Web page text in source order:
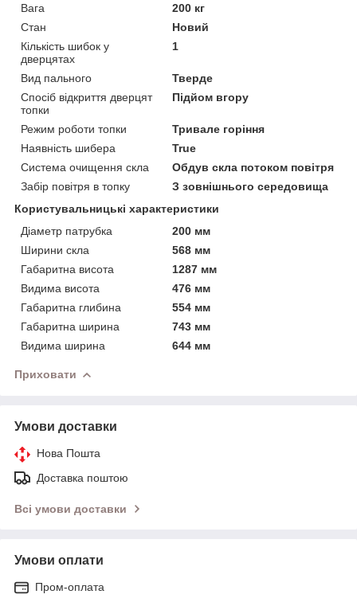
Вага
200 кг
Стан
Новий
Кількість шибок у
дверцятах
1
Вид пального
Тверде
Спосіб відкриття дверцят
топки
Підйом вгору
Режим роботи топки
Тривале горіння
Наявність шибера
True
Система очищення скла
Обдув скла потоком повітря
Забір повітря в топку
З зовнішнього середовища
Користувальницькі характеристики
Діаметр патрубка
200 мм
Ширини скла
568 мм
Габаритна висота
1287 мм
Видима висота
476 мм
Габаритна глибина
554 мм
Габаритна ширина
743 мм
Видима ширина
644 мм
Приховати
Умови доставки
Нова Пошта
Доставка поштою
Всі умови доставки
Умови оплати
Пром-оплата